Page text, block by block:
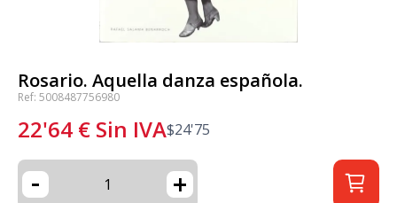
Rosario. Aquella danza española.
Ref: 5008487756980
22'64 € Sin IVA$24'75
- +